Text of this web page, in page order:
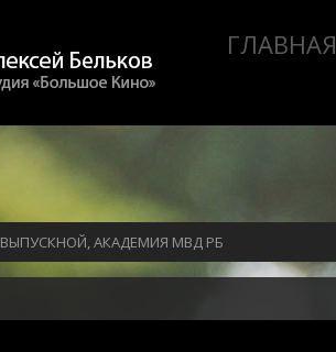
ГЛАВНАЯ
ВЫПУСКНОЙ, АКАДЕМИЯ МВД РБ